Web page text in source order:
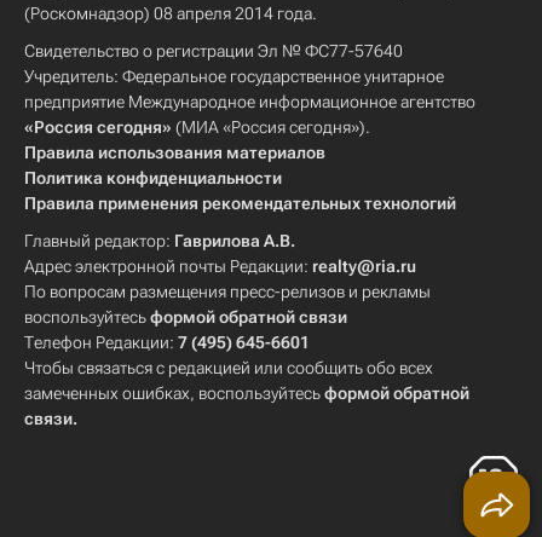
(Роскомнадзор) 08 апреля 2014 года.
Свидетельство о регистрации Эл № ФС77-57640
Учредитель: Федеральное государственное унитарное
предприятие Международное информационное агентство
«Россия сегодня» (МИА «Россия сегодня»).
Правила использования материалов
Политика конфиденциальности
Правила применения рекомендательных технологий
Главный редактор: Гаврилова А.В.
Адрес электронной почты Редакции: realty@ria.ru
По вопросам размещения пресс-релизов и рекламы
воспользуйтесьформой обратной связи
Телефон Редакции: 7 (495) 645-6601
Чтобы связаться с редакцией или сообщить обо всех
замеченных ошибках, воспользуйтесьформой обратной
связи.